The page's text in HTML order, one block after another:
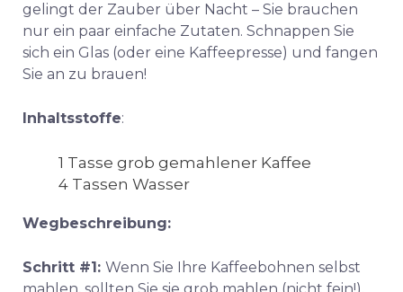
gelingt der Zauber über Nacht – Sie brauchen
nur ein paar einfache Zutaten. Schnappen Sie
sich ein Glas (oder eine Kaffeepresse) und fangen
Sie an zu brauen!
Inhaltsstoffe:
1 Tasse grob gemahlener Kaffee
4 Tassen Wasser
Wegbeschreibung:
Schritt #1: Wenn Sie Ihre Kaffeebohnen selbst